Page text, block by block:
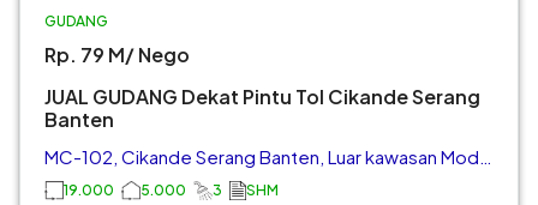
GUDANG
Rp. 79 M/ Nego
JUAL GUDANG Dekat Pintu Tol Cikande Serang
Banten
MC-102, Cikande Serang Banten, Luar kawasan Modern Cikande
19.000 5.000 3 SHM